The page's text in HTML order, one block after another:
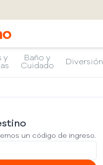
y
Baño y
Cuidado
Diversión
un código de ingreso.